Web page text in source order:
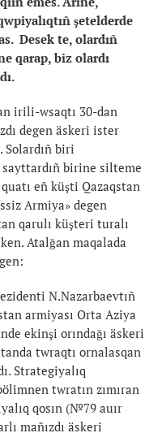
şetelderde
Desek te, olardıñ
qarap, biz olardı
irili-wsaqtı 30-dan
degen äskeri ister
Solardıñ biri
birine silteme
eñ küşti Qazaqstan
Armiya» degen
qarulı küşteri turalı
Atalğan maqalada
N.Nazarbaevtıñ
armiyası Orta Aziya
ekinşi orındağı äskeri
twraqtı ornalasqan
Strategiyalıq
twratın zımıran
qosın (№79 auır
mañızdı äskeri